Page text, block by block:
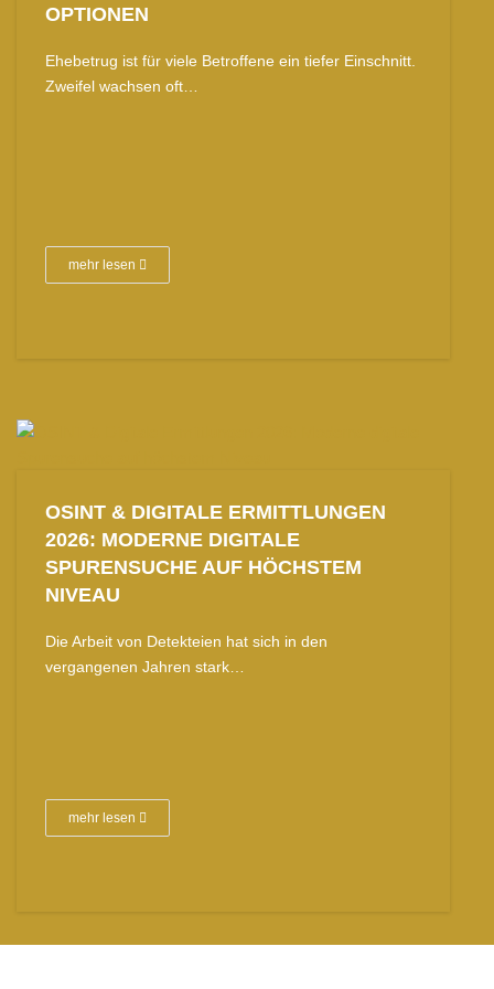
OPTIONEN
Ehebetrug ist für viele Betroffene ein tiefer Einschnitt.
Zweifel wachsen oft…
mehr lesen
OSINT & DIGITALE ERMITTLUNGEN
2026: MODERNE DIGITALE
SPURENSUCHE AUF HÖCHSTEM
NIVEAU
Die Arbeit von Detekteien hat sich in den
vergangenen Jahren stark…
mehr lesen